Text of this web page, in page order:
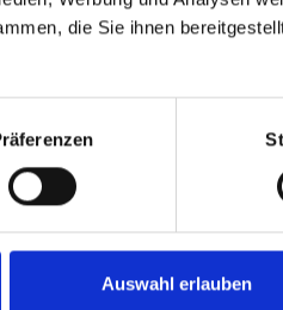
die Sie ihnen
Auswahl erlauben
10:7 | 10:7 | 10:7 | 10:9